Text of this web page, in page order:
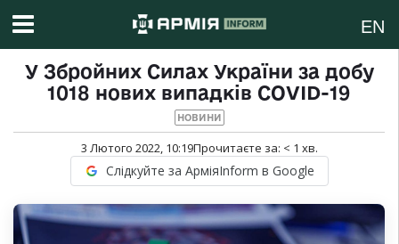
EN
У Збройних Силах України за добу
1018 нових випадків COVID-19
НОВИНИ
3 Лютого 2022, 10:19Прочитаєте за: < 1 хв.
Слідкуйте за АрміяInform в Google